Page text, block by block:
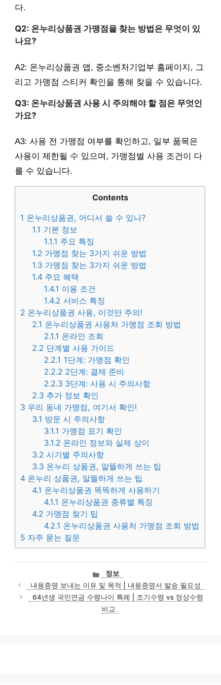
다.
Q2: 온누리상품권 가맹점을 찾는 방법은 무엇이 있
나요?
A2: 온누리상품권 앱, 중소벤처기업부 홈페이지, 그
리고 가맹점 스티커 확인을 통해 찾을 수 있습니다.
Q3: 온누리상품권 사용 시 주의해야 할 점은 무엇인
가요?
A3: 사용 전 가맹점 여부를 확인하고, 일부 품목은
사용이 제한될 수 있으며, 가맹점별 사용 조건이 다
를 수 있습니다.
Contents
1 온누리상품권, 어디서 쓸 수 있나?
1.1 기본 정보
1.1.1 주요 특징
1.2 가맹점 찾는 3가지 쉬운 방법
1.3 가맹점 찾는 3가지 쉬운 방법
1.4 주요 혜택
1.4.1 이용 조건
1.4.2 서비스 특징
2 온누리상품권 사용, 이것만 주의!
2.1 온누리상품권 사용처 가맹점 조회 방법
2.1.1 온라인 조회
2.2 단계별 사용 가이드
2.2.1 1단계: 가맹점 확인
2.2.2 2단계: 결제 준비
2.2.3 3단계: 사용 시 주의사항
2.3 추가 정보 확인
3 우리 동네 가맹점, 여기서 확인!
3.1 방문 시 주의사항
3.1.1 가맹점 표기 확인
3.1.2 온라인 정보와 실제 상이
3.2 시기별 주의사항
3.3 온누리 상품권, 알뜰하게 쓰는 팁
4 온누리 상품권, 알뜰하게 쓰는 팁
4.1 온누리상품권 똑똑하게 사용하기
4.1.1 온누리상품권 종류별 특징
4.2 가맹점 찾기 팁
4.2.1 온누리상품권 사용처 가맹점 조회 방법
5 자주 묻는 질문
카
테
고
리
정보
내용증명 보내는 이유 및 목적 | 내용증명서 발송 필요성
64년생 국민연금 수령나이 특례 | 조기수령 vs 정상수령
비교